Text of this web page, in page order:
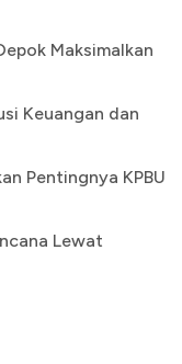
Maksimalkan
Keuangan dan
Pentingnya KPBU
Lewat